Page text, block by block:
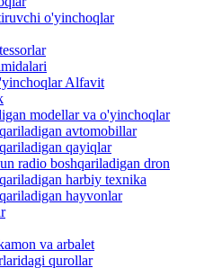
o'yinchoqlar
Alfavit
modellar va o'yinchoqlar
avtomobillar
qayiqlar
radio boshqariladigan dron
harbiy texnika
hayvonlar
va arbalet
qurollar